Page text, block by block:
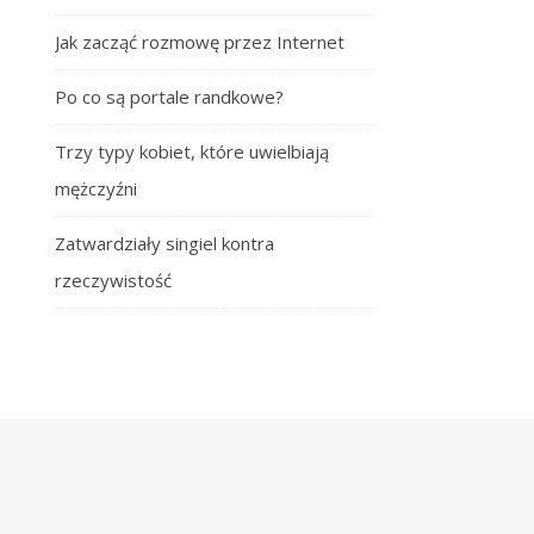
Jak zacząć rozmowę przez Internet
Po co są portale randkowe?
Trzy typy kobiet, które uwielbiają
mężczyźni
Zatwardziały singiel kontra
rzeczywistość